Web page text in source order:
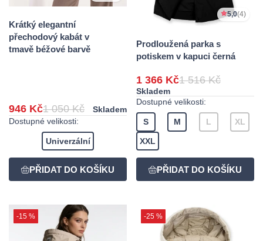
Krátký elegantní
přechodový kabát v
tmavě béžové barvě
946 Kč1 050 Kč
Skladem
Dostupné velikosti:
Univerzální
5,0(4)
Prodloužená parka s
potiskem v kapuci černá
1 366 Kč1 516 Kč
Skladem
Dostupné velikosti:
S M L XL
XXL
-15 % -25 %